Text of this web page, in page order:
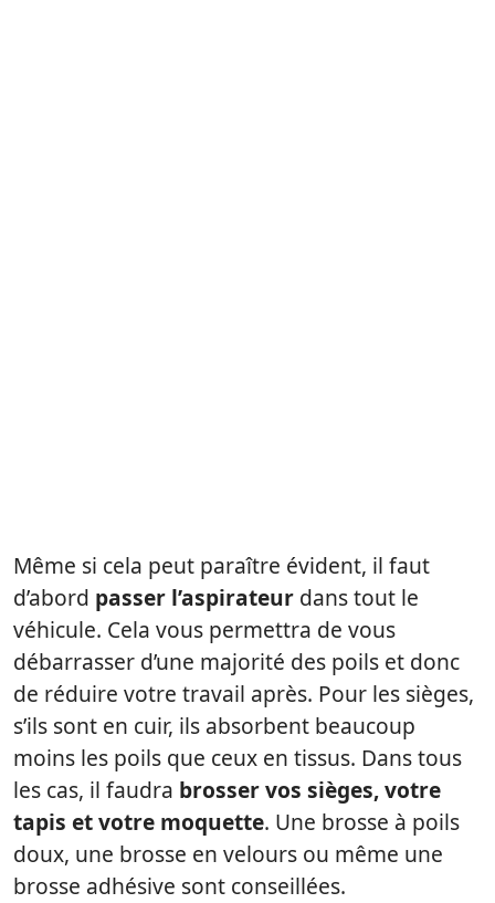
Même si cela peut paraître évident, il faut
d’abord passer l’aspirateur dans tout le
véhicule. Cela vous permettra de vous
débarrasser d’une majorité des poils et donc
de réduire votre travail après. Pour les sièges,
s’ils sont en cuir, ils absorbent beaucoup
moins les poils que ceux en tissus. Dans tous
les cas, il faudra brosser vos sièges, votre
tapis et votre moquette. Une brosse à poils
doux, une brosse en velours ou même une
brosse adhésive sont conseillées.